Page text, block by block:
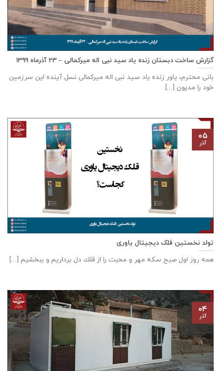
گزارش ساخت دبستان زنده ياد سيد نبی اله ميركمالی – ۲۳ آذر‌ماه ۱۳۹۹
بانی محترم، یاور زنده ياد سيد نبی اله ميركمالی نسل آینده این سرزمین
خود را مدیون [...]
تولد نخستین قلک دیجیتال یاوری
همه روز اول صبح سكه مهر و محبت را از قلك دل برداريم و ببخشيم [...]
۰۵
آذر
۰۴
آذر